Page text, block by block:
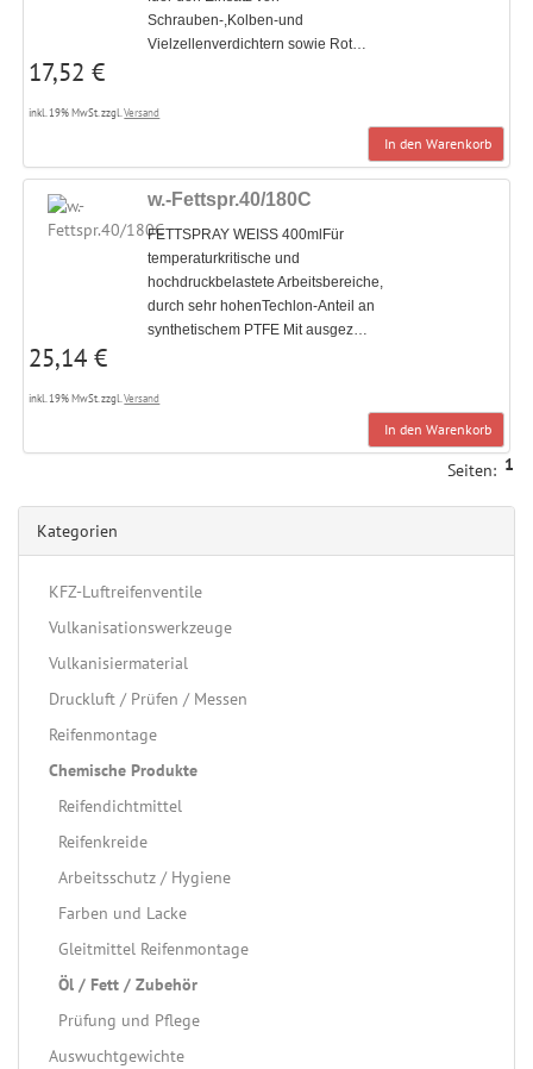
Schrauben-,Kolben-und
Vielzellenverdichtern sowie Rot…
17,52 €
inkl. 19% MwSt. zzgl.Versand
In den Warenkorb
w.-Fettspr.40/180C
FETTSPRAY WEISS 400mlFür
temperaturkritische und
hochdruckbelastete Arbeitsbereiche,
durch sehr hohenTechlon-Anteil an
synthetischem PTFE Mit ausgez…
25,14 €
inkl. 19% MwSt. zzgl.Versand
In den Warenkorb
1
Seiten:
Kategorien
KFZ-Luftreifenventile
Vulkanisationswerkzeuge
Vulkanisiermaterial
Druckluft / Prüfen / Messen
Reifenmontage
Chemische Produkte
Reifendichtmittel
Reifenkreide
Arbeitsschutz / Hygiene
Farben und Lacke
Gleitmittel Reifenmontage
Öl / Fett / Zubehör
Prüfung und Pflege
Auswuchtgewichte